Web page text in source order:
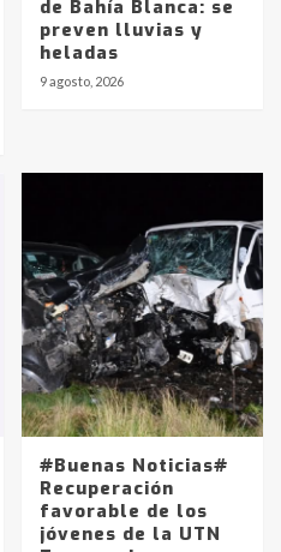
de Bahía Blanca: se
preven lluvias y
heladas
9 agosto, 2026
#Buenas Noticias#
Recuperación
favorable de los
jóvenes de la UTN
del lunes
Ruta 5: falleció un
Lauquen
los combustibles en
YPF hasta Axion
pesos
de Bahía